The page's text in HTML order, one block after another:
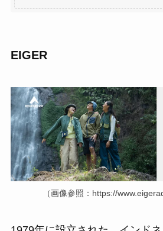
EIGER
（画像参照：https://